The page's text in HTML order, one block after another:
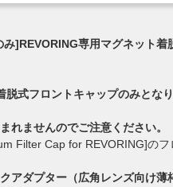
]REVORING専用マグネット着
脱式フロントキャップのみとな
れませんのでご注意ください。
Filter Cap for REVORING]のフ
アダプター（広角レンズ向け薄